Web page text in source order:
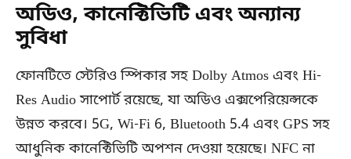
অডিও, কানেক্টিভিটি এবং অন্যান্য
সুবিধা
ফোনটিতে স্টেরিও স্পিকার সহ Dolby Atmos এবং Hi-
Res Audio সাপোর্ট রয়েছে, যা অডিও এক্সপেরিয়েন্সকে
উন্নত করবে। 5G, Wi-Fi 6, Bluetooth 5.4 এবং GPS সহ
আধুনিক কানেক্টিভিটি অপশন দেওয়া হয়েছে। NFC না